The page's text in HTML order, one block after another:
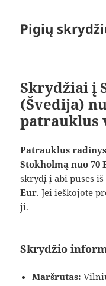
Pigių
Skrydžiai į
(Švedija)
patrauklus
Patrauklus
Stokholmą nuo 70
skrydį į abi puses iš
Eur. Jei ieškojote
ji.
Skrydžio
Maršrutas: